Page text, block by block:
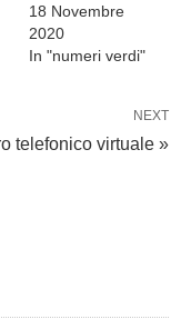
18 Novembre
2020
In "numeri verdi"
NEXT
telefonico virtuale »